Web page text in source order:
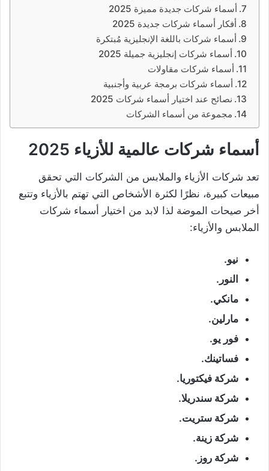
أسماء شركات جديدة مميزة 2025
أفكار أسماء شركات جديدة 2025
أسماء شركات باللغة الإنجليزية مُبتكرة
أسماء شركات إنجليزية جميلة 2025
أسماء شركات مقاولات
أسماء شركات برمجة عربية وأجنبية
نصائح عند اختيار أسماء شركات 2025
مجموعة من أسماء الشركات
أسماء شركات عالمية للأزياء 2025
تعد شركات الأزياء والملابس من الشركات التي تحقق
مبيعات كبيرة، نظرًا لكثرة الأشخاص التي تهتم بالأزياء وتتبع
أخر صيحات الموضة لذا لابد من اختيار أسماء شركات
الملابس والأزياء:
نيو.
النور.
مانكي.
مارلين.
فور يو.
فساتينك.
شركة فيكتوريا.
شركة سندريلا.
شركة ستريت.
شركة زينة.
شركة روز.